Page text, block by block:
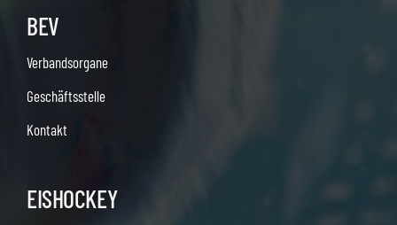
BEV
Verbandsorgane
Geschäftsstelle
Kontakt
EISHOCKEY